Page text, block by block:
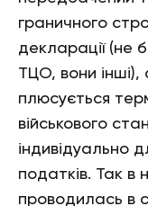
граничного
декларації (не
ТЦО, вони
плюсується
військового
індивідуально
податків. Так в
проводилась в